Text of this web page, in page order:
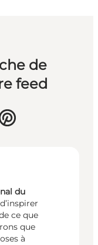
de
feed
du
ce que
que
à